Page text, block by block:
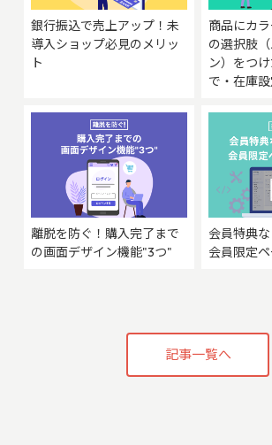
銀行振込で売上アップ！未
導入ショップ必見のメリッ
ト
商品にカ
の選択肢
ン）をつ
で・在庫設
離脱を防ぐ！購入完了まで
の画面デザイン機能"3つ"
会員特典
会員限定
記事一覧へ